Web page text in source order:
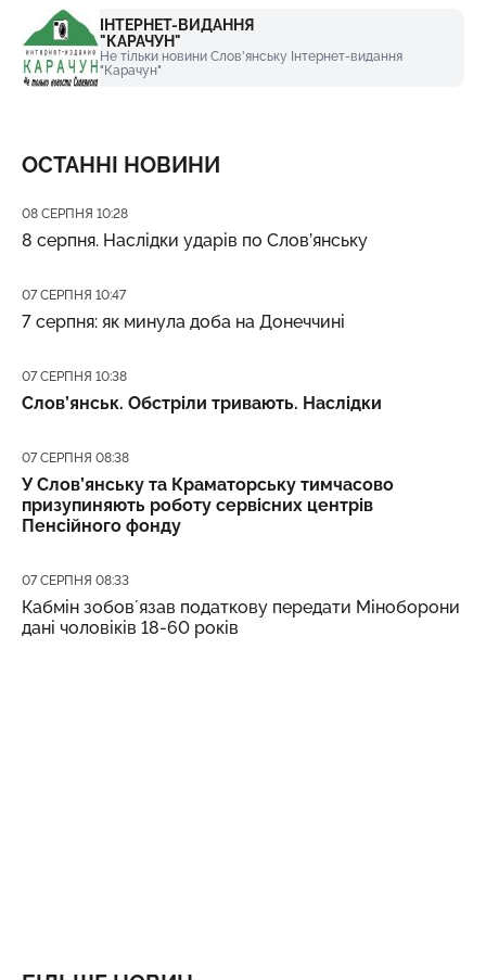
ІНТЕРНЕТ-ВИДАННЯ
"КАРАЧУН"
Не тільки новини Слов'янську Інтернет-видання
"Карачун"
ОСТАННІ НОВИНИ
Дата публікації
08 СЕРПНЯ 10:28
8 серпня. Наслідки ударів по Слов’янську
Дата публікації
07 СЕРПНЯ 10:47
7 серпня: як минула доба на Донеччині
Дата публікації
07 СЕРПНЯ 10:38
Слов’янськ. Обстріли тривають. Наслідки
Дата публікації
07 СЕРПНЯ 08:38
У Слов’янську та Краматорську тимчасово
призупиняють роботу сервісних центрів
Пенсійного фонду
Дата публікації
07 СЕРПНЯ 08:33
Кабмін зобовʼязав податкову передати Міноборони
дані чоловіків 18-60 років